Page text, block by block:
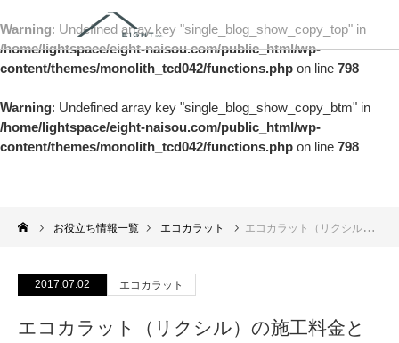
Warning: Undefined array key "single_blog_show_copy_top" in
/home/lightspace/eight-naisou.com/public_html/wp-
content/themes/monolith_tcd042/functions.php on line 798
Warning: Undefined array key "single_blog_show_copy_btm" in
/home/lightspace/eight-naisou.com/public_html/wp-
content/themes/monolith_tcd042/functions.php on line 798
お役立ち情報一覧 エコカラット エコカラット（リクシル）の施工料金と東京で施工依頼の注意点
2017.07.02 エコカラット
エコカラット（リクシル）の施工料金と